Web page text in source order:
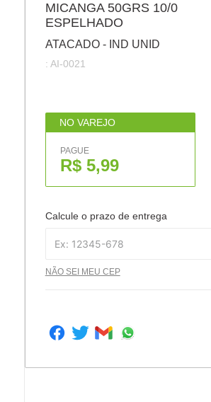
MICANGA 50GRS 10/0
ESPELHADO
ATACADO - IND UNID
: AI-0021
NO VAREJO
PAGUE
R$ 5,99
Calcule o prazo de entrega
NÃO SEI MEU CEP